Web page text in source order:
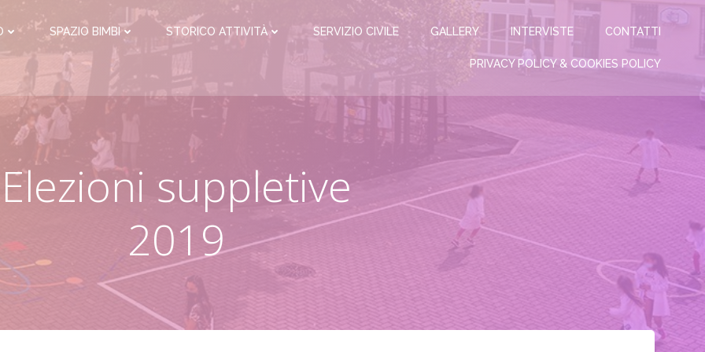
SPAZIO BIMBI STORICO ATTIVITÀ SERVIZIO CIVILE GALLERY INTERVISTE CONTATTI
PRIVACY POLICY & COOKIES POLICY
Elezioni suppletive
2019